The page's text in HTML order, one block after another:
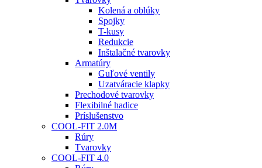
Kolená a oblúky
Spojky
T-kusy
Redukcie
Inštalačné tvarovky
Armatúry
Guľové ventily
Uzatváracie klapky
Prechodové tvarovky
Flexibilné hadice
Príslušenstvo
COOL-FIT 2.0M
Rúry
Tvarovky
COOL-FIT 4.0